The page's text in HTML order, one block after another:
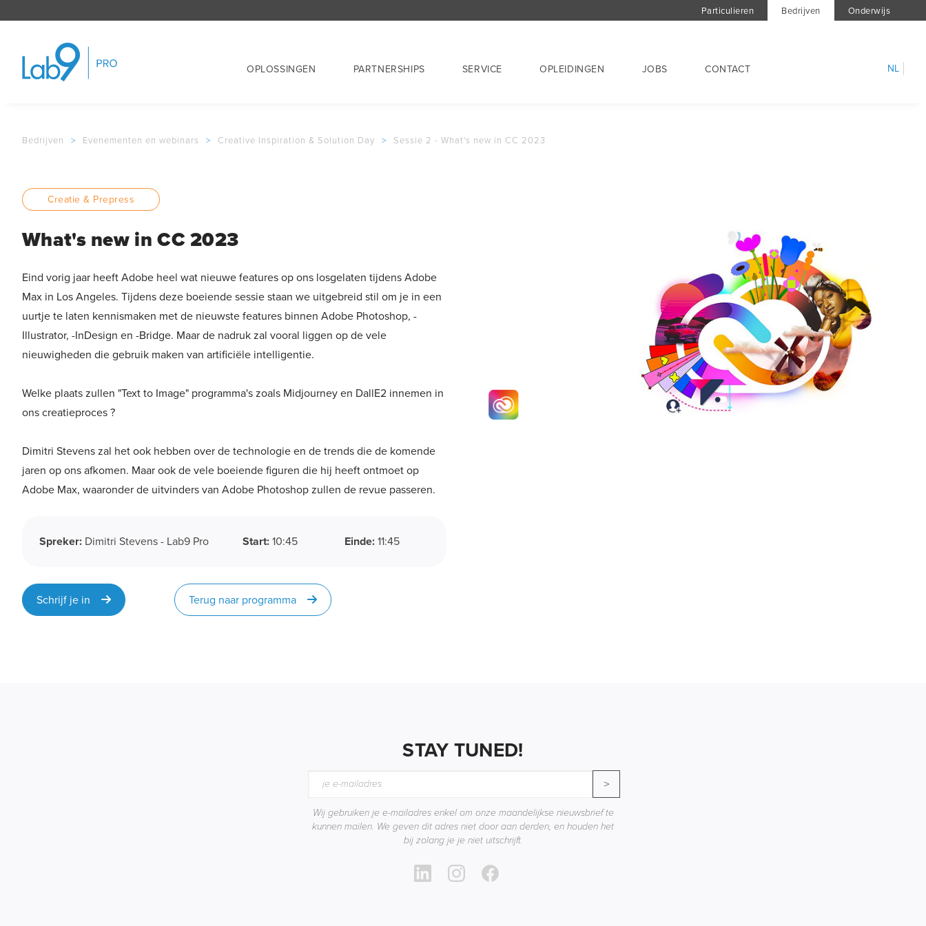
Particulieren Bedrijven Onderwijs
OPLOSSINGEN PARTNERSHIPS SERVICE OPLEIDINGEN JOBS CONTACT NL
Bedrijven > Evenementen en webinars > Creative Inspiration & Solution Day > Sessie 2 - What's new in CC 2023
Creatie & Prepress
What's new in CC 2023
Eind vorig jaar heeft Adobe heel wat nieuwe features op ons losgelaten tijdens Adobe
Max in Los Angeles. Tijdens deze boeiende sessie staan we uitgebreid stil om je in een
uurtje te laten kennismaken met de nieuwste features binnen Adobe Photoshop, -
Illustrator, -InDesign en -Bridge. Maar de nadruk zal vooral liggen op de vele
nieuwigheden die gebruik maken van artificiële intelligentie.
Welke plaats zullen "Text to Image" programma's zoals Midjourney en DallE2 innemen in
ons creatieproces ?
Dimitri Stevens zal het ook hebben over de technologie en de trends die de komende
jaren op ons afkomen. Maar ook de vele boeiende figuren die hij heeft ontmoet op
Adobe Max, waaronder de uitvinders van Adobe Photoshop zullen de revue passeren.
Spreker: Dimitri Stevens - Lab9 Pro Start:10:45 Einde:11:45
Schrijf je in Terug naar programma
STAY TUNED!
>
Wij gebruiken je e-mailadres enkel om onze maandelijkse nieuwsbrief te
kunnen mailen. We geven dit adres niet door aan derden, en houden het
bij zolang je je niet uitschrijft.